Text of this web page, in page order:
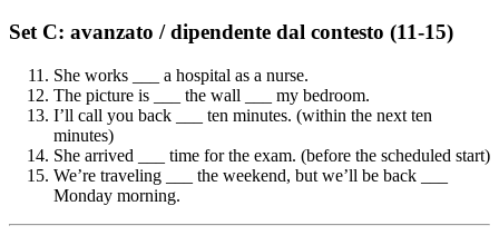
Set C: avanzato / dipendente dal contesto (11-15)
She works ___ a hospital as a nurse.
The picture is ___ the wall ___ my bedroom.
I’ll call you back ___ ten minutes. (within the next ten
minutes)
She arrived ___ time for the exam. (before the scheduled start)
We’re traveling ___ the weekend, but we’ll be back ___
Monday morning.